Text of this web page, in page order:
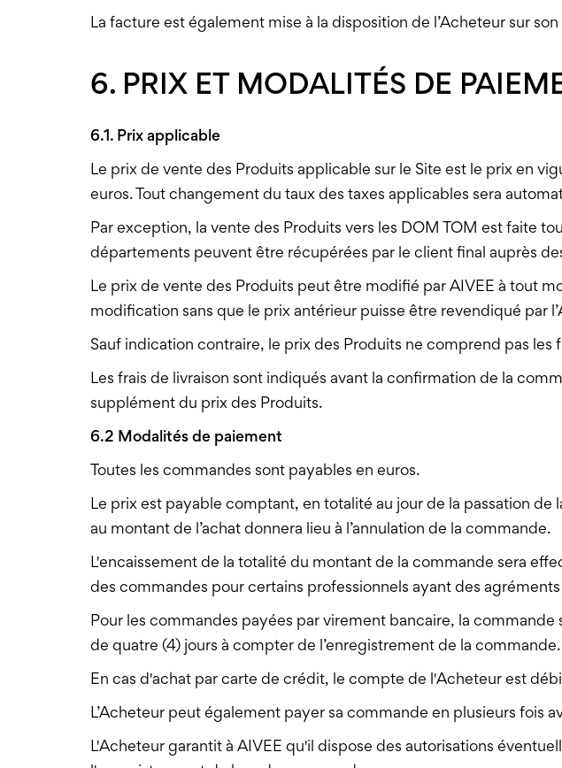
La facture est également mise à la disposition de l’Acheteur sur
6. PRIX ET MODALITÉS DE
6.1. Prix applicable
Le prix de vente des Produits applicable sur le Site est le prix en
euros. Tout changement du taux des taxes applicables sera
Par exception, la vente des Produits vers les DOM TOM est faite
départements peuvent être récupérées par le client final auprès
Le prix de vente des Produits peut être modifié par AIVEE à tout
modification sans que le prix antérieur puisse être revendiqué par
Sauf indication contraire, le prix des Produits ne comprend pas les
Les frais de livraison sont indiqués avant la confirmation de la
supplément du prix des Produits.
6.2 Modalités de paiement
Toutes les commandes sont payables en euros.
Le prix est payable comptant, en totalité au jour de la passation
au montant de l’achat donnera lieu à l’annulation de la commande.
L'encaissement de la totalité du montant de la commande sera
des commandes pour certains professionnels ayant des
Pour les commandes payées par virement bancaire, la
de quatre (4) jours à compter de l’enregistrement de la commande.
En cas d'achat par carte de crédit, le compte de l'Acheteur est
L’Acheteur peut également payer sa commande en plusieurs fois
L'Acheteur garantit à AIVEE qu'il dispose des autorisations